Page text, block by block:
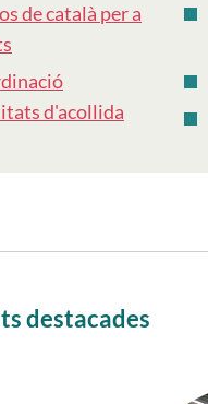
de català per a
d'acollida
destacades